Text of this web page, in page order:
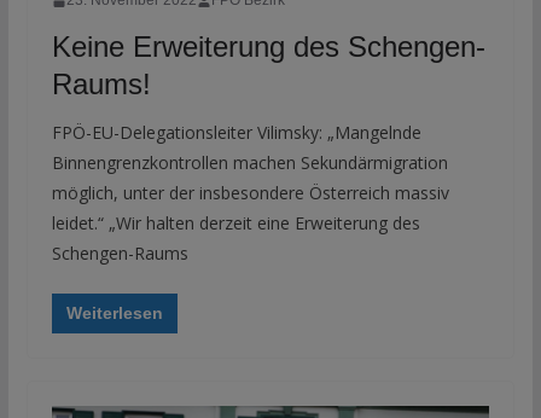
Keine Erweiterung des Schengen-
Raums!
FPÖ-EU-Delegationsleiter Vilimsky: „Mangelnde
Binnengrenzkontrollen machen Sekundärmigration
möglich, unter der insbesondere Österreich massiv
leidet.“ „Wir halten derzeit eine Erweiterung des
Schengen-Raums
Weiterlesen